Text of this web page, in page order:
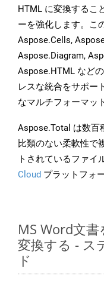
HTML に変換するこ
ーを強化します。こ
Aspose.Cells,
Aspose.Diagram,
Aspose.HTML など
レスな統合をサポー
なマルチフォーマッ
Aspose.Total は数百
比類のない柔軟性で
トされているファイ
Cloud プラットフォ
MS Word文
変換する - ス
ド